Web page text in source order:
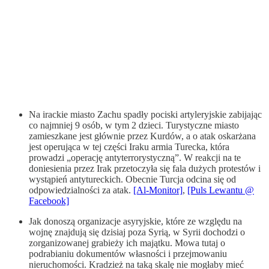
Na irackie miasto Zachu spadły pociski artyleryjskie zabijając
co najmniej 9 osób, w tym 2 dzieci. Turystyczne miasto
zamieszkane jest głównie przez Kurdów, a o atak oskarżana
jest operująca w tej części Iraku armia Turecka, która
prowadzi „operację antyterrorystyczną”. W reakcji na te
doniesienia przez Irak przetoczyła się fala dużych protestów i
wystąpień antytureckich. Obecnie Turcja odcina się od
odpowiedzialności za atak. [Al-Monitor], [Puls Lewantu @
Facebook]
Jak donoszą organizacje asyryjskie, które ze względu na
wojnę znajdują się dzisiaj poza Syrią, w Syrii dochodzi o
zorganizowanej grabieży ich majątku. Mowa tutaj o
podrabianiu dokumentów własności i przejmowaniu
nieruchomości. Kradzież na taką skalę nie mogłaby mieć